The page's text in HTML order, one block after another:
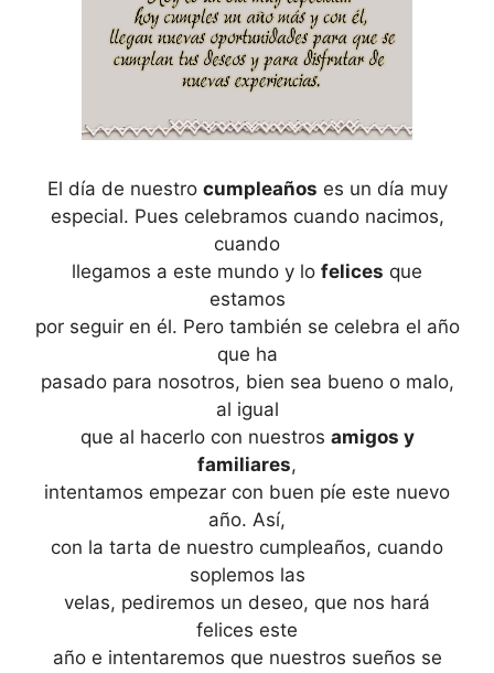
El día de nuestro cumpleaños es un día muy
especial. Pues celebramos cuando nacimos,
cuando
llegamos a este mundo y lo felices que
estamos
por seguir en él. Pero también se celebra el año
que ha
pasado para nosotros, bien sea bueno o malo,
al igual
que al hacerlo con nuestros amigos y
familiares,
intentamos empezar con buen píe este nuevo
año. Así,
con la tarta de nuestro cumpleaños, cuando
soplemos las
velas, pediremos un deseo, que nos hará
felices este
año e intentaremos que nuestros sueños se